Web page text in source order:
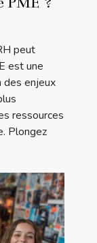
peut
est une
des enjeux
ressources
Plongez